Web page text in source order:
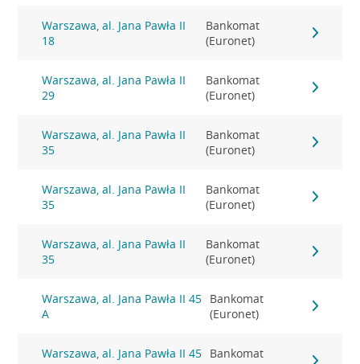
Warszawa, al. Jana Pawła II
18
Bankomat
(Euronet)
Warszawa, al. Jana Pawła II
29
Bankomat
(Euronet)
Warszawa, al. Jana Pawła II
35
Bankomat
(Euronet)
Warszawa, al. Jana Pawła II
35
Bankomat
(Euronet)
Warszawa, al. Jana Pawła II
35
Bankomat
(Euronet)
Warszawa, al. Jana Pawła II 45
A
Bankomat
(Euronet)
Warszawa, al. Jana Pawła II 45 Bankomat